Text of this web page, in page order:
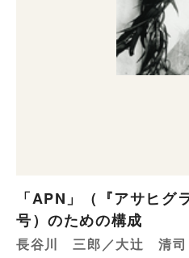
「APN」（『アサヒグ
号）のための構成
長谷川 三郎／大辻 清司